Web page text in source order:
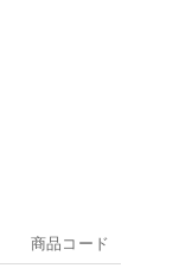
商品コード